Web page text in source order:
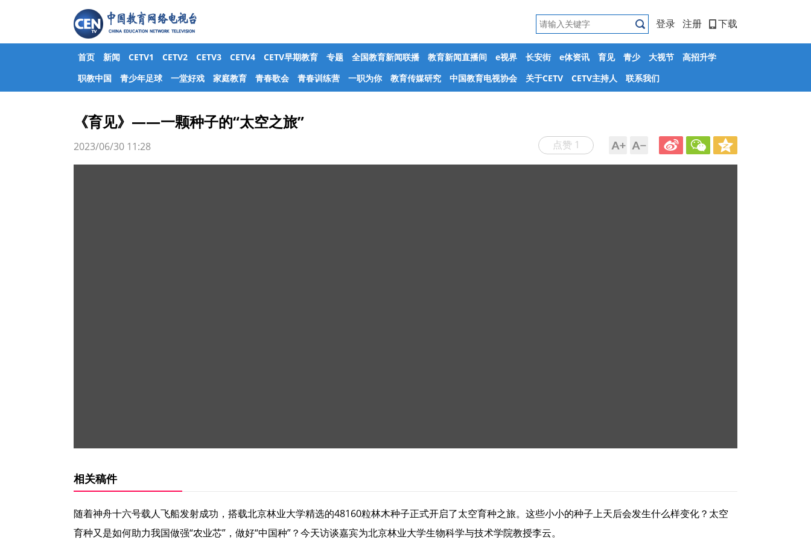
登录 注册 下载
首页 新闻 CETV1 CETV2 CETV3 CETV4 CETV早期教育 专题 全国教育新闻联播 教育新闻直播间 e视界 长安街 e体资讯 育见 青少 大视节
高招升学
职教中国
青少年足球 一堂好戏 家庭教育 青春歌会 青春训练营 一职为你 教育传媒研究 中国教育电视协会 关于CETV CETV主持人 联系我们
《育见》——一颗种子的“太空之旅”
点赞 1
2023/06/30 11:28
相关稿件
随着神舟十六号载人飞船发射成功，搭载北京林业大学精选的48160粒林木种子正式开启了太空育种之旅。这些小小的种子上天后会发生什么样变化？太空
育种又是如何助力我国做强“农业芯”，做好“中国种”？今天访谈嘉宾为北京林业大学生物科学与技术学院教授李云。